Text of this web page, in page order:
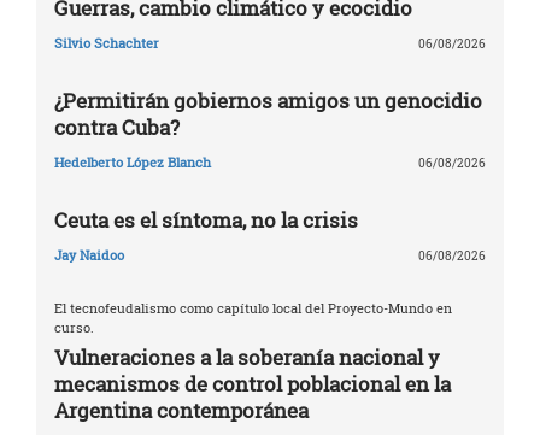
Guerras, cambio climático y ecocidio
Silvio Schachter 06/08/2026
¿Permitirán gobiernos amigos un genocidio
contra Cuba?
Hedelberto López Blanch 06/08/2026
Ceuta es el síntoma, no la crisis
Jay Naidoo 06/08/2026
El tecnofeudalismo como capítulo local del Proyecto-Mundo en
curso.
Vulneraciones a la soberanía nacional y
mecanismos de control poblacional en la
Argentina contemporánea